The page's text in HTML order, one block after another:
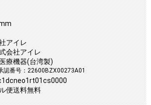
アイレ
会社アイレ
療機器(台湾製)
認番号：22600BZX00273A01
便送料無料